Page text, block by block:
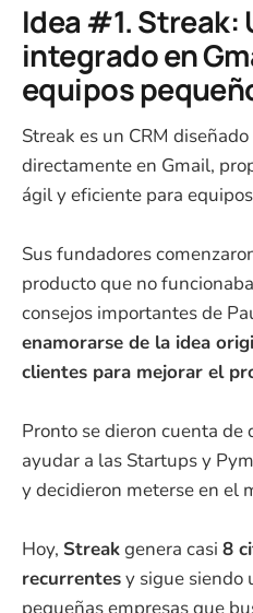
Idea #1. Streak:
integrado en
equipos
Streak es un CRM
directamente en Gmail,
ágil y eficiente para
Sus fundadores
producto que no
consejos importantes de
enamorarse de la idea
clientes para mejorar el
Pronto se dieron cuenta de
ayudar a las Startups y
y decidieron meterse en el
Hoy, Streakgenera casi 8
recurrentesy sigue siendo